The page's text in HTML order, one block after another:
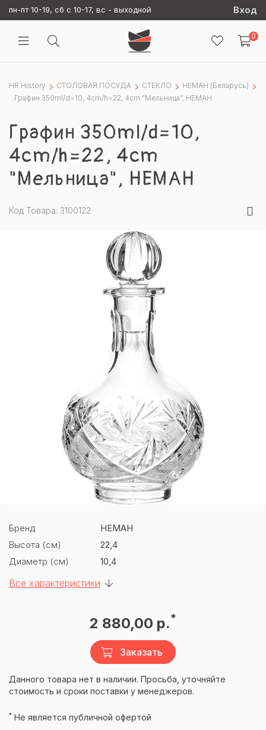
пн-пт 10-19, сб с 10-17, вс - выходной Вход
0
HR History СТОЛОВАЯ ПОСУДА СТЕКЛО
НЕМАН (Беларусь)
Графин 350ml/d=10, 4cm/h=22, 4cm "Мельница", НЕМАН
Графин 350ml/d=10,
4cm/h=22, 4cm
"Мельница", НЕМАН
Код Товара: 3100122
Бренд
НЕМАН
Высота (см)
22,4
Диаметр (см)
10,4
Все характеристики
2 880,00 р.*
Заказать
Данного товара нет в наличии. Просьба, уточняйте
стоимость и сроки поставки у менеджеров.
* Не является публичной офертой